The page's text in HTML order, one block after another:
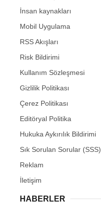
İnsan kaynakları
Mobil Uygulama
RSS Akışları
Risk Bildirimi
Kullanım Sözleşmesi
Gizlilik Politikası
Çerez Politikası
Editöryal Politika
Hukuka Aykırılık Bildirimi
Sık Sorulan Sorular (SSS)
Reklam
İletişim
HABERLER